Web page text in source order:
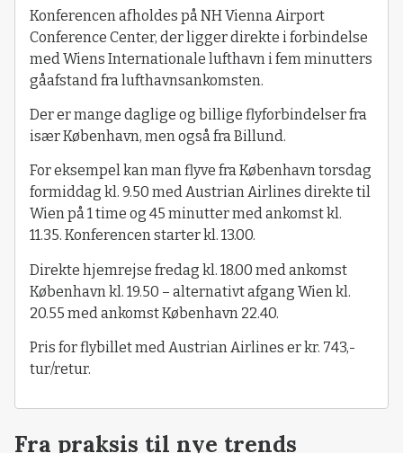
Konferencen afholdes på NH Vienna Airport
Conference Center, der ligger direkte i forbindelse
med Wiens Internationale lufthavn i fem minutters
gåafstand fra lufthavnsankomsten.
Der er mange daglige og billige flyforbindelser fra
især København, men også fra Billund.
For eksempel kan man flyve fra København torsdag
formiddag kl. 9.50 med Austrian Airlines direkte til
Wien på 1 time og 45 minutter med ankomst kl.
11.35. Konferencen starter kl. 13.00.
Direkte hjemrejse fredag kl. 18.00 med ankomst
København kl. 19.50 – alternativt afgang Wien kl.
20.55 med ankomst København 22.40.
Pris for flybillet med Austrian Airlines er kr. 743,-
tur/retur.
Fra praksis til nye trends